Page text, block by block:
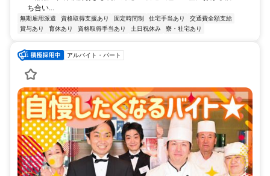
ち合い...
無期雇用派遣 資格取得支援あり 固定時間制 住宅手当あり
交通費全額支給
賞与あり
育休あり 資格取得手当あり 土日祝休み 寮・社宅あり
アルバイト・パート